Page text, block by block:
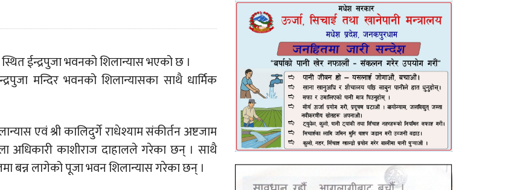
ईन्द्रपुजा भवनको शिलान्यास भएको छ ।
मन्दिर भवनको शिलान्यासका साथै धार्मिक
एवं श्री कालिदुर्गे राधेश्याम संकीर्तन अष्टजाम
अधिकारी काशीराज दाहालले गरेका छन् । साथै
बन्न लागेको पूजा भवन शिलान्यास गरेका छन् ।